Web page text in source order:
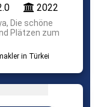
2022
Die schöne
Plätzen zum